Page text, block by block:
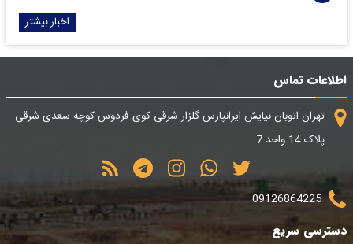
اخبار بیشتر
اطلاعات تماس
تهران-اتوبان نیایش-ایرانپارس-گلزار شرقی-کوی فردوس-کوچه سعدی شرقی-
پلاک 14 واحد 7
09126864225
دسترسی سریع